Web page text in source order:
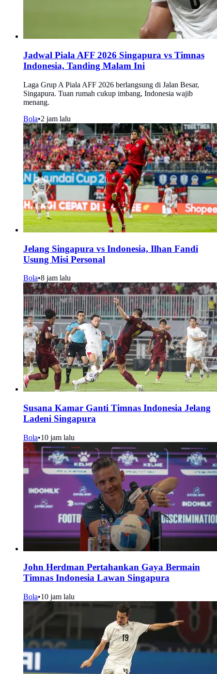
Jadwal Piala AFF 2026 Singapura vs Timnas
Indonesia, Tanding Malam Ini
Laga Grup A Piala AFF 2026 berlangsung di Jalan Besar,
Singapura. Tuan rumah cukup imbang, Indonesia wajib
menang.
Bola•2 jam lalu
Jelang Singapura vs Indonesia, Ilhan Fandi
Usung Misi Personal
Bola•8 jam lalu
Susana Kamar Ganti Timnas Indonesia Jelang
Ladeni Singapura
Bola•10 jam lalu
John Herdman Pertahankan Gaya Bermain
Timnas Indonesia Lawan Singapura
Bola•10 jam lalu